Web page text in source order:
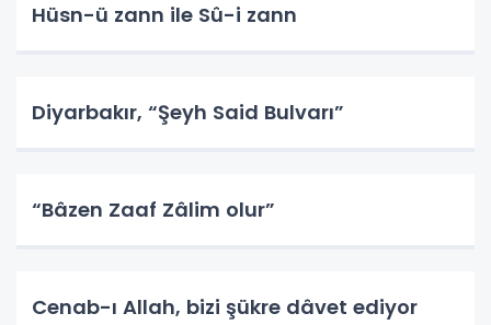
Hüsn-ü zann ile Sû-i zann
Diyarbakır, “Şeyh Said Bulvarı”
“Bâzen Zaaf Zâlim olur”
Cenab-ı Allah, bizi şükre dâvet ediyor